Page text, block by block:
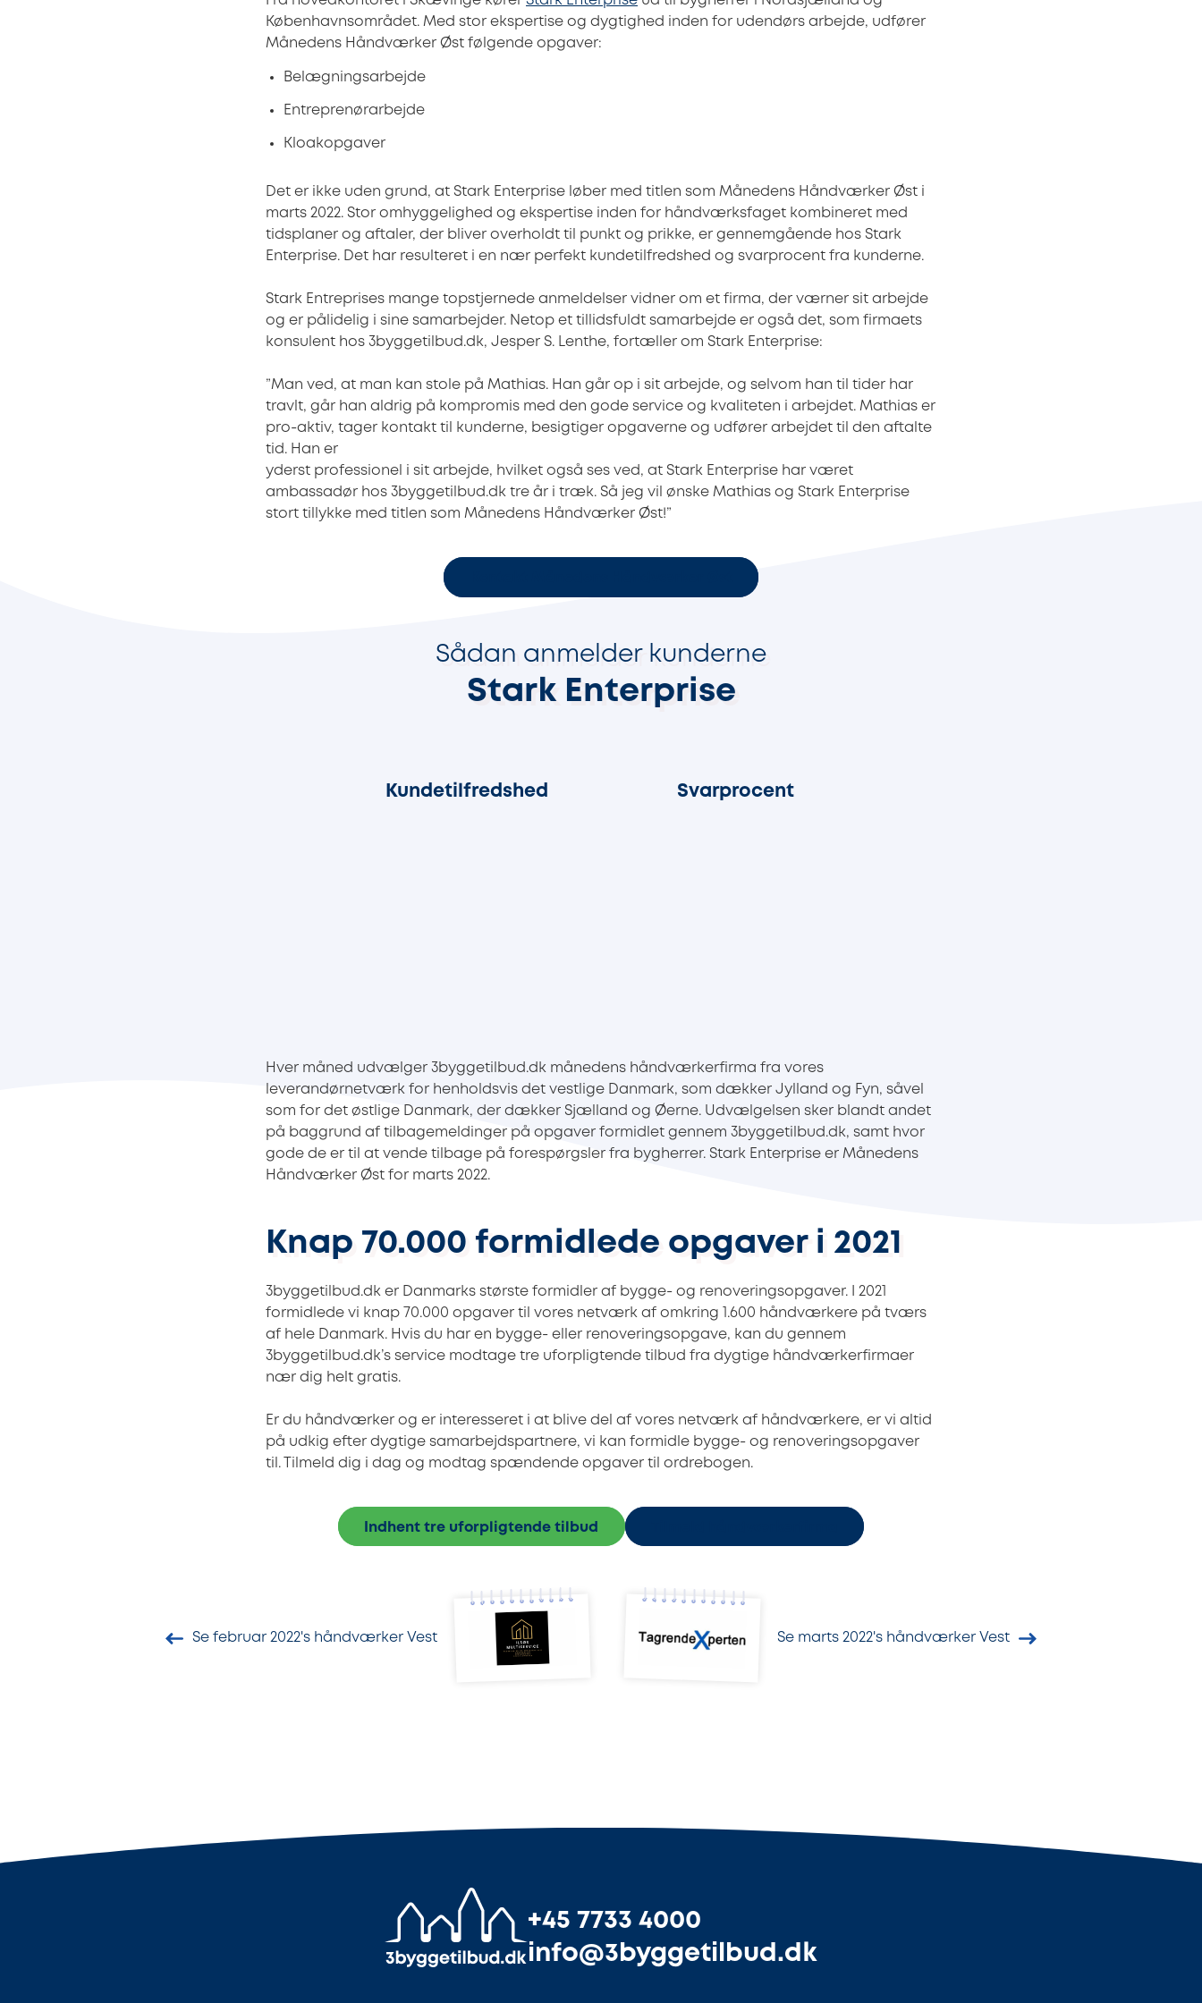
Københavnsområdet. Med stor ekspertise og dygtighed inden for udendørs arbejde, udfører
Månedens Håndværker Øst følgende opgaver:
Belægningsarbejde
Entreprenørarbejde
Kloakopgaver
Det er ikke uden grund, at Stark Enterprise løber med titlen som Månedens Håndværker Øst i
marts 2022. Stor omhyggelighed og ekspertise inden for håndværksfaget kombineret med
tidsplaner og aftaler, der bliver overholdt til punkt og prikke, er gennemgående hos Stark
Enterprise. Det har resulteret i en nær perfekt kundetilfredshed og svarprocent fra kunderne.
Stark Entreprises mange topstjernede anmeldelser vidner om et firma, der værner sit arbejde
og er pålidelig i sine samarbejder. Netop et tillidsfuldt samarbejde er også det, som firmaets
konsulent hos 3byggetilbud.dk, Jesper S. Lenthe, fortæller om Stark Enterprise:
”Man ved, at man kan stole på Mathias. Han går op i sit arbejde, og selvom han til tider har
travlt, går han aldrig på kompromis med den gode service og kvaliteten i arbejdet. Mathias er
pro-aktiv, tager kontakt til kunderne, besigtiger opgaverne og udfører arbejdet til den aftalte
tid. Han er
yderst professionel i sit arbejde, hvilket også ses ved, at Stark Enterprise har været
ambassadør hos 3byggetilbud.dk tre år i træk. Så jeg vil ønske Mathias og Stark Enterprise
stort tillykke med titlen som Månedens Håndværker Øst!”
Sådan anmelder kunderne
Stark Enterprise
Kundetilfredshed Svarprocent
Hver måned udvælger 3byggetilbud.dk månedens håndværkerfirma fra vores
leverandørnetværk for henholdsvis det vestlige Danmark, som dækker Jylland og Fyn, såvel
som for det østlige Danmark, der dækker Sjælland og Øerne. Udvælgelsen sker blandt andet
på baggrund af tilbagemeldinger på opgaver formidlet gennem 3byggetilbud.dk, samt hvor
gode de er til at vende tilbage på forespørgsler fra bygherrer. Stark Enterprise er Månedens
Håndværker Øst for marts 2022.
Knap 70.000 formidlede opgaver i 2021
3byggetilbud.dk er Danmarks største formidler af bygge- og renoveringsopgaver. I 2021
formidlede vi knap 70.000 opgaver til vores netværk af omkring 1.600 håndværkere på tværs
af hele Danmark. Hvis du har en bygge- eller renoveringsopgave, kan du gennem
3byggetilbud.dk’s service modtage tre uforpligtende tilbud fra dygtige håndværkerfirmaer
nær dig helt gratis.
Er du håndværker og er interesseret i at blive del af vores netværk af håndværkere, er vi altid
på udkig efter dygtige samarbejdspartnere, vi kan formidle bygge- og renoveringsopgaver
til. Tilmeld dig i dag og modtag spændende opgaver til ordrebogen.
Indhent tre uforpligtende tilbud
Se februar 2022's håndværker Vest Se marts 2022's håndværker Vest
+45 7733 4000
info@3byggetilbud.dk